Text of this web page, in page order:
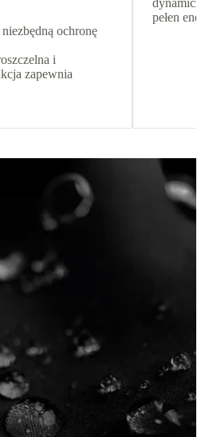
ochronę
i
zapewnia
pełen